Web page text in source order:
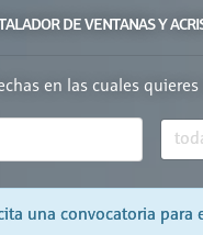
DE VENTANAS Y
en las cuales
una convocatoria